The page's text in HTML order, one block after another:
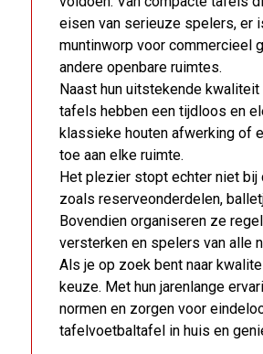
eisen van serieuze spelers, er
muntinworp voor commercieel
andere openbare ruimtes.
Naast hun uitstekende
tafels hebben een tijdloos en
klassieke houten afwerking of
toe aan elke ruimte.
Het plezier stopt echter niet
zoals reserveonderdelen,
Bovendien organiseren ze
versterken en spelers van alle
Als je op zoek bent naar
keuze. Met hun jarenlange
normen en zorgen voor
tafelvoetbaltafel in huis en